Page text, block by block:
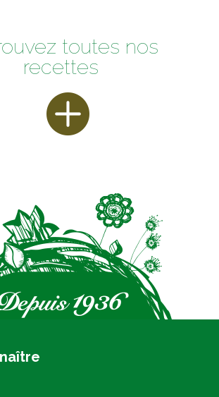
toutes nos
recettes